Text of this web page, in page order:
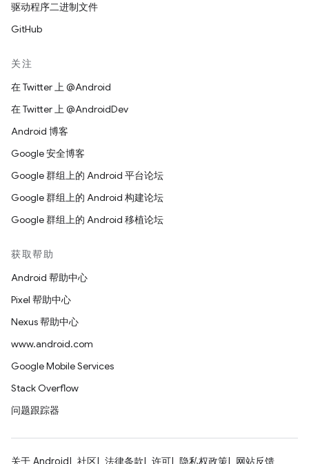
驱动程序二进制文件
GitHub
关注
在 Twitter 上 @Android
在 Twitter 上 @AndroidDev
Android 博客
Google 安全博客
Google 群组上的 Android 平台论坛
Google 群组上的 Android 构建论坛
Google 群组上的 Android 移植论坛
获取帮助
Android 帮助中心
Pixel 帮助中心
Nexus 帮助中心
www.android.com
Google Mobile Services
Stack Overflow
问题跟踪器
关于 Android 社区 法律条款 许可 隐私权政策 网站反馈